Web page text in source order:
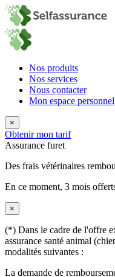
Nos produits
Nos services
Nous contacter
Mon espace personnel
×
Obtenir mon tarif
Assurance furet
Des frais vétérinaires
En ce moment, 3 mois
×
(*) Dans le cadre de l'offre
assurance santé animal
modalités suivantes :
La demande de